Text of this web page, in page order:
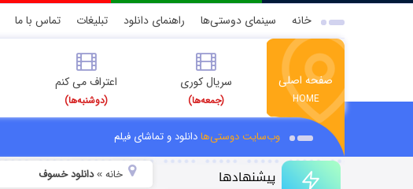
خانه سینمای دوستی‌ها راهنمای دانلود تبلیغات تماس با ما
صفحه اصلی
HOME
سریال کوری
(جمعه‌ها)
اعتراف می کنم
(دوشنبه‌ها)
وب‌سایت دوستی‌هادانلود و تماشای فیلم
پیشنهادها خانه»دانلود خسوف